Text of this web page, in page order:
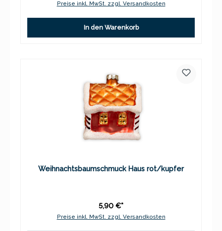
Preise inkl. MwSt. zzgl. Versandkosten
In den Warenkorb
Weihnachtsbaumschmuck Haus rot/kupfer
5,90 €*
Preise inkl. MwSt. zzgl. Versandkosten